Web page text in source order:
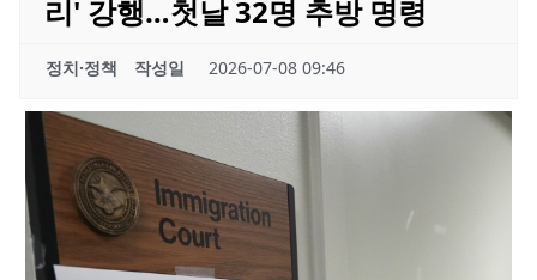
리' 강행…첫날 32명 추방 명령
정치·정책 작성일 2026-07-08 09:46